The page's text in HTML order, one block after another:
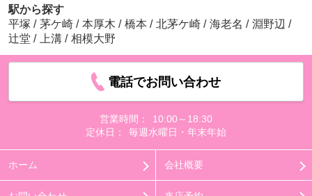
駅から探す
平塚 / 茅ケ崎 / 本厚木 / 橋本 / 北茅ケ崎 / 海老名 / 淵野辺 /
辻堂 / 上溝 / 相模大野
電話でお問い合わせ
営業時間：
10:00～18:30
定休日：
毎週水曜日・年末年始
ホーム 会社概要